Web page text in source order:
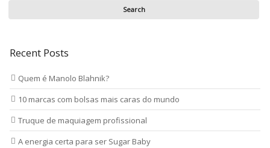
Recent Posts
Quem é Manolo Blahnik?
10 marcas com bolsas mais caras do mundo
Truque de maquiagem profissional
A energia certa para ser Sugar Baby